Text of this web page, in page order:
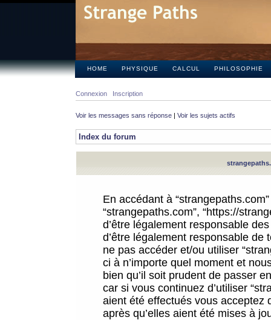
HOME PHYSIQUE CALCUL PHILOSOPHIE
Connexion Inscription
Voir les messages sans réponse | Voir les sujets actifs
Index du forum
En accédant à
“strangepaths.com”, “https://
d’être légalement responsable
d’être légalement responsable
ne pas accéder et/ou utiliser
ci à n’importe quel moment et
bien qu’il soit prudent de passer
car si vous continuez d’utiliser
aient été effectués vous acceptez
après qu’elles aient été mises à